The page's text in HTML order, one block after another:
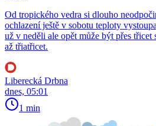
Od tropického vedra si dlouho
ochlazení ještě v sobotu teploty
už v neděli ale opět může být přes
až třiatřicet.
Liberecká Drbna
dnes, 05:01
1 min